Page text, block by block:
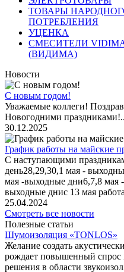
ТОВАРЫ
ПОТРЕБЛЕНИЯ
УЦЕНКА
СМЕСИТЕЛИ
(ВИДИМА)
Новости
С новым годом!
Уважаемые коллеги!
Новогодними праздниками!..
30.12.2025
График работы на майские
С наступающими
день28,29,30,1 мая -
мая -выходные дни6,7,8 мая
выходные днис 13 мая
25.04.2024
Смотреть все новости
Полезные статьи
Шумоизоляция «TONLOS»
Желание создать
рождает повышенный спрос
решения в области